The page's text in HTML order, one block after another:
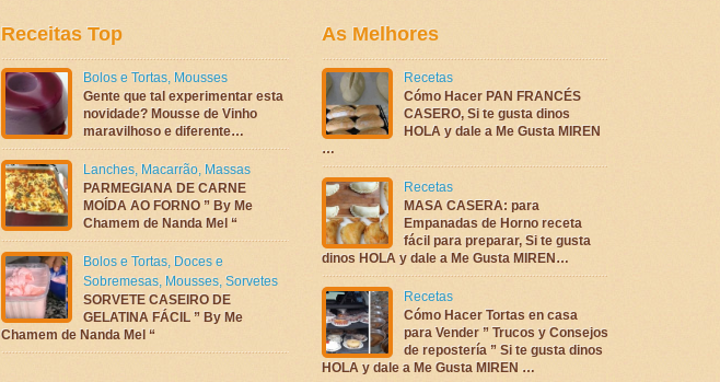
Receitas Top
Bolos e Tortas, Mousses
Gente que tal experimentar esta
novidade? Mousse de Vinho
maravilhoso e diferente…
Lanches, Macarrão, Massas
PARMEGIANA DE CARNE
MOÍDA AO FORNO ” By Me
Chamem de Nanda Mel “
Bolos e Tortas, Doces e
Sobremesas, Mousses, Sorvetes
SORVETE CASEIRO DE
GELATINA FÁCIL ” By Me
Chamem de Nanda Mel “
As Melhores
Recetas
Cómo Hacer PAN FRANCÉS
CASERO, Si te gusta dinos
HOLA y dale a Me Gusta MIREN
…
Recetas
MASA CASERA: para
Empanadas de Horno receta
fácil para preparar, Si te gusta
dinos HOLA y dale a Me Gusta MIREN…
Recetas
Cómo Hacer Tortas en casa
para Vender ” Trucos y Consejos
de repostería ” Si te gusta dinos
HOLA y dale a Me Gusta MIREN …